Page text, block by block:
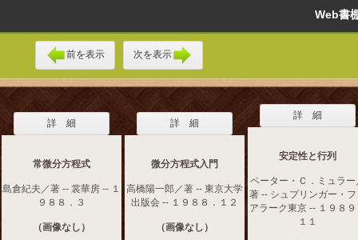
Web
前を表示 次を表示
詳 細
常微分方程式
島倉紀夫／著 -- 裳華房 -- １
９８８．３
（画像なし）
詳 細
微分方程式入門
高橋陽一郎／著 -- 東京大学
出版会 -- １９８８．１２
（画像なし）
詳 細
安定性と行列
ペーター・Ｃ．ミュラー
著 -- シュプリンガー・
アラーク東京 -- １９８
１１